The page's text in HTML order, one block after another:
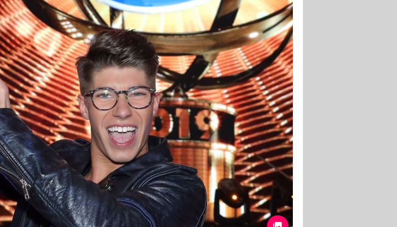
Filme & Serien
Lifestyle
Familie & Liebe
Promiflash Exklusiv
Alle Themen auf Promiflash
Jobs
App runterladen
Team
Redaktionelle Richtlinien
Impressum